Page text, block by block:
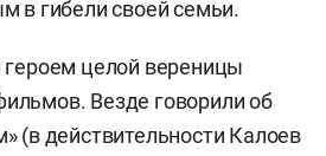
в гибели своей семьи.
героем целой вереницы
Везде говорили об
(в действительности Калоев